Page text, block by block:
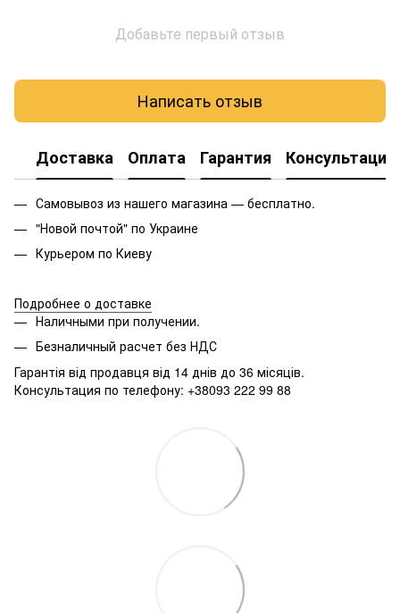
Добавьте первый отзыв
Написать отзыв
Доставка Оплата Гарантия Консультация
Самовывоз из нашего магазина — бесплатно.
"Новой почтой" по Украине
Курьером по Киеву
Подробнее о доставке
Наличными при получении.
Безналичный расчет без НДС
Гарантія від продавця від 14 днів до 36 місяців.
Консультация по телефону: +38093 222 99 88